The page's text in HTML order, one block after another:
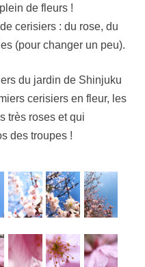
de fleurs !
cerisiers : du rose, du
(pour changer un peu).
du jardin de Shinjuku
cerisiers en fleur, les
très roses et qui
des troupes !